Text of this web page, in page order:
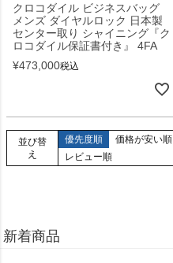
クロコダイル ビジネスバッグ
メンズ ダイヤルロック 日本製
センター取り シャイニング『ク
ロコダイル保証書付き』 4FA
¥473,000税込
並び替
え
優先度順 価格が安い順
レビュー順
新着商品